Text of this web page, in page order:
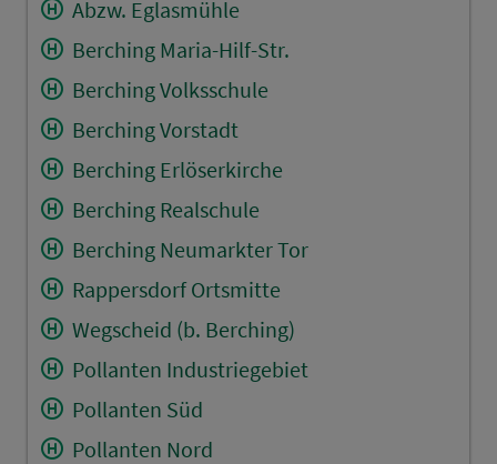
Abzw. Eglasmühle
Berching Maria-Hilf-Str.
Berching Volksschule
Berching Vorstadt
Berching Erlöserkirche
Berching Realschule
Berching Neumarkter Tor
Rappersdorf Ortsmitte
Wegscheid (b. Berching)
Pollanten Industriegebiet
Pollanten Süd
Pollanten Nord